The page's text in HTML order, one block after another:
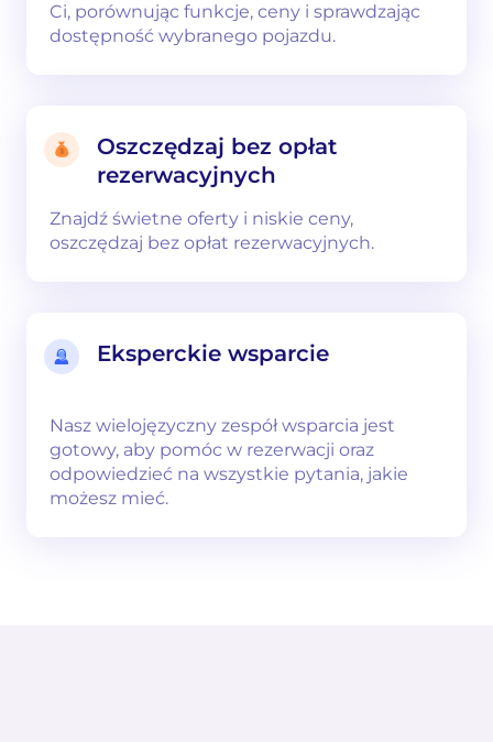
Ci, porównując funkcje, ceny i sprawdzając
dostępność wybranego pojazdu.
Oszczędzaj bez opłat
rezerwacyjnych
Znajdź świetne oferty i niskie ceny,
oszczędzaj bez opłat rezerwacyjnych.
Eksperckie wsparcie
Nasz wielojęzyczny zespół wsparcia jest
gotowy, aby pomóc w rezerwacji oraz
odpowiedzieć na wszystkie pytania, jakie
możesz mieć.